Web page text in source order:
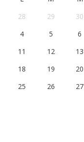
28
29 30
4
5 6
11
12 13
18
19 20
25
26 27